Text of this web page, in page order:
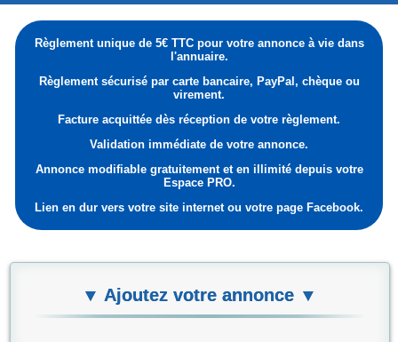
Règlement unique de 5€ TTC pour votre annonce à vie dans
l'annuaire.
Règlement sécurisé par carte bancaire, PayPal, chèque ou
virement.
Facture acquittée dès réception de votre règlement.
Validation immédiate de votre annonce.
Annonce modifiable gratuitement et en illimité depuis votre
Espace PRO.
Lien en dur vers votre site internet ou votre page Facebook.
▼ Ajoutez votre annonce ▼